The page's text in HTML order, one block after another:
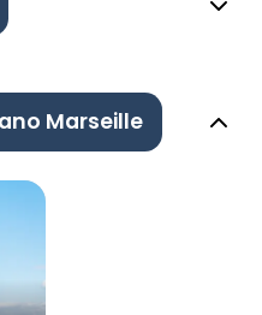
Marseille